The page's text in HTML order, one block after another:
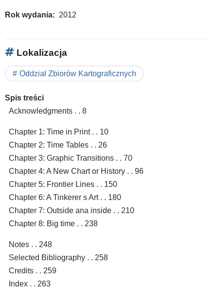
Rok wydania 2012
Lokalizacja
Oddział Zbiorów Kartograficznych
Spis treści
Acknowledgments . . 8
Chapter 1: Time in Print . . 10
Chapter 2: Time Tables . . 26
Chapter 3: Graphic Transitions . . 70
Chapter 4: A New Chart or History . . 96
Chapter 5: Frontier Lines . . 150
Chapter 6: A Tinkerer s Art . . 180
Chapter 7: Outside ana inside . . 210
Chapter 8: Big time . . 238
Notes . . 248
Selected Bibliography . . 258
Credits . . 259
Index . . 263